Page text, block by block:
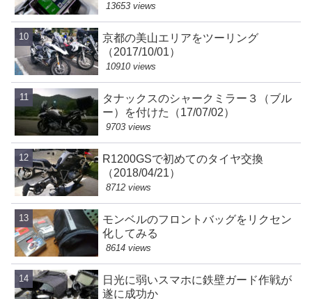
13653 views
京都の美山エリアをツーリング
（2017/10/01）
10910 views
タナックスのシャークミラー３（ブル
ー）を付けた（17/07/02）
9703 views
R1200GSで初めてのタイヤ交換
（2018/04/21）
8712 views
モンベルのフロントバッグをリクセン
化してみる
8614 views
日光に弱いスマホに鉄壁ガード作戦が
遂に成功か